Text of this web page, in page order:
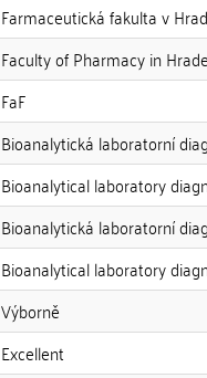
Farmaceutická fakulta v
Faculty of Pharmacy in
FaF
Bioanalytická laboratorní
Bioanalytical laboratory
Bioanalytická laboratorní
Bioanalytical laboratory
Výborně
Excellent